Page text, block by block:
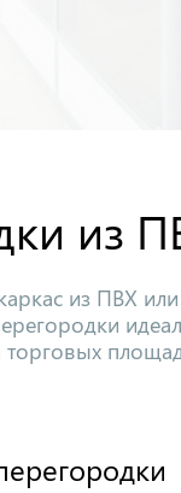
из
из ПВХ
торговых